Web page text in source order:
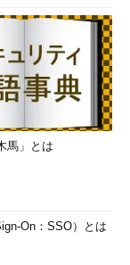
馬」とは
On：SSO）とは